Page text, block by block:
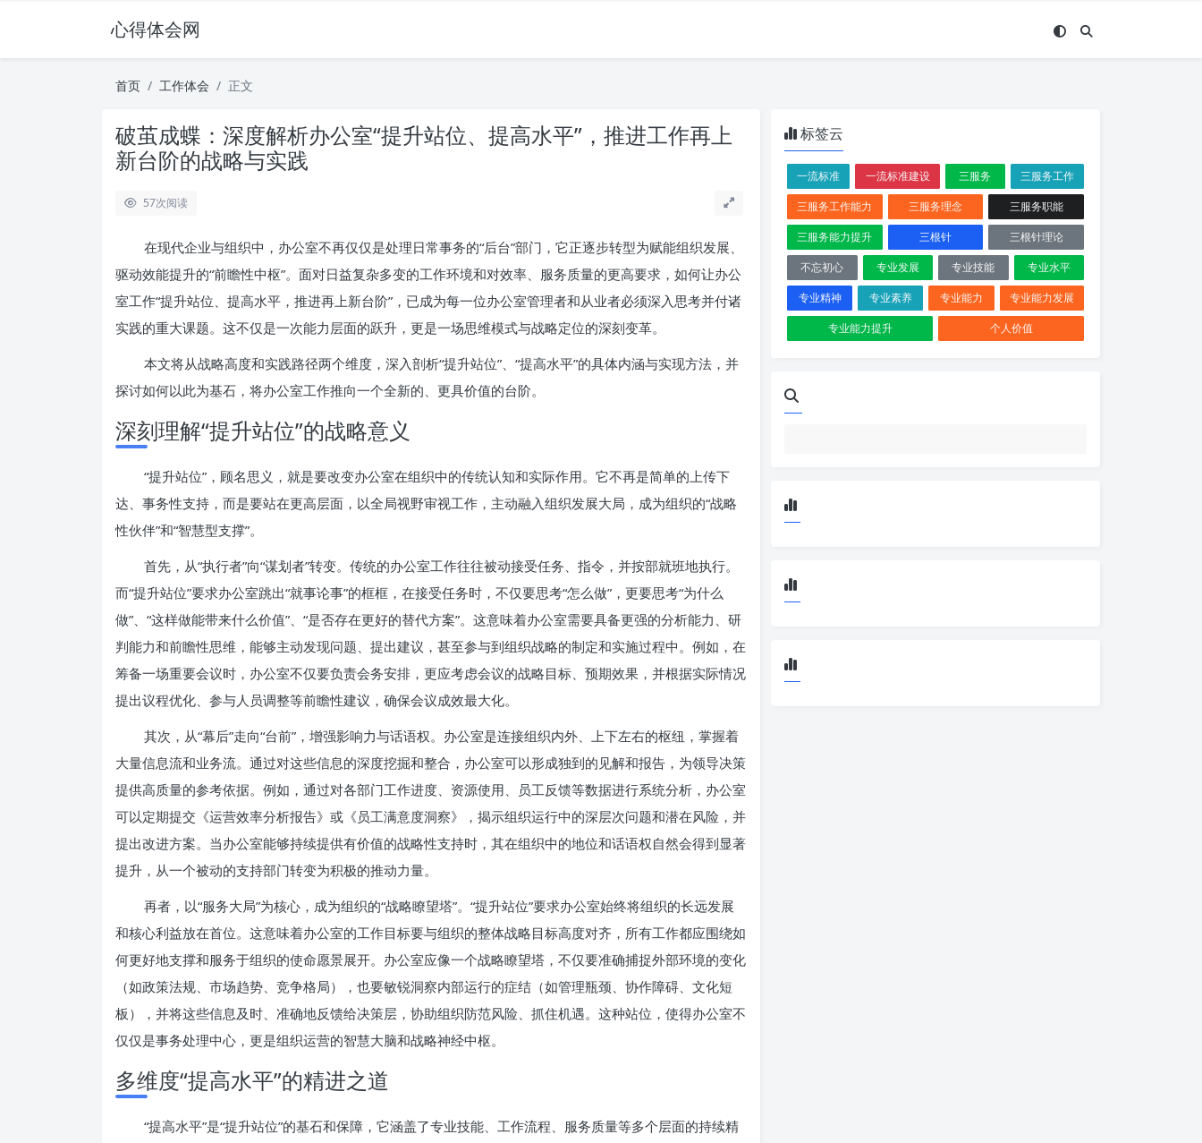
心得体会网
首页 工作体会 正文
破茧成蝶：深度解析办公室“提升站位、提高水平”，推进工作再上
新台阶的战略与实践
57次阅读
在现代企业与组织中，办公室不再仅仅是处理日常事务的“后台”部门，它正逐步转型为赋能组织发展、
驱动效能提升的“前瞻性中枢”。面对日益复杂多变的工作环境和对效率、服务质量的更高要求，如何让办公
室工作“提升站位、提高水平，推进再上新台阶”，已成为每一位办公室管理者和从业者必须深入思考并付诸
实践的重大课题。这不仅是一次能力层面的跃升，更是一场思维模式与战略定位的深刻变革。
本文将从战略高度和实践路径两个维度，深入剖析“提升站位”、“提高水平”的具体内涵与实现方法，并
探讨如何以此为基石，将办公室工作推向一个全新的、更具价值的台阶。
深刻理解“提升站位”的战略意义
“提升站位”，顾名思义，就是要改变办公室在组织中的传统认知和实际作用。它不再是简单的上传下
达、事务性支持，而是要站在更高层面，以全局视野审视工作，主动融入组织发展大局，成为组织的“战略
性伙伴”和“智慧型支撑”。
首先，从“执行者”向“谋划者”转变。传统的办公室工作往往被动接受任务、指令，并按部就班地执行。
而“提升站位”要求办公室跳出“就事论事”的框框，在接受任务时，不仅要思考“怎么做”，更要思考“为什么
做”、“这样做能带来什么价值”、“是否存在更好的替代方案”。这意味着办公室需要具备更强的分析能力、研
判能力和前瞻性思维，能够主动发现问题、提出建议，甚至参与到组织战略的制定和实施过程中。例如，在
筹备一场重要会议时，办公室不仅要负责会务安排，更应考虑会议的战略目标、预期效果，并根据实际情况
提出议程优化、参与人员调整等前瞻性建议，确保会议成效最大化。
其次，从“幕后”走向“台前”，增强影响力与话语权。办公室是连接组织内外、上下左右的枢纽，掌握着
大量信息流和业务流。通过对这些信息的深度挖掘和整合，办公室可以形成独到的见解和报告，为领导决策
提供高质量的参考依据。例如，通过对各部门工作进度、资源使用、员工反馈等数据进行系统分析，办公室
可以定期提交《运营效率分析报告》或《员工满意度洞察》，揭示组织运行中的深层次问题和潜在风险，并
提出改进方案。当办公室能够持续提供有价值的战略性支持时，其在组织中的地位和话语权自然会得到显著
提升，从一个被动的支持部门转变为积极的推动力量。
再者，以“服务大局”为核心，成为组织的“战略瞭望塔”。“提升站位”要求办公室始终将组织的长远发展
和核心利益放在首位。这意味着办公室的工作目标要与组织的整体战略目标高度对齐，所有工作都应围绕如
何更好地支撑和服务于组织的使命愿景展开。办公室应像一个战略瞭望塔，不仅要准确捕捉外部环境的变化
（如政策法规、市场趋势、竞争格局），也要敏锐洞察内部运行的症结（如管理瓶颈、协作障碍、文化短
板），并将这些信息及时、准确地反馈给决策层，协助组织防范风险、抓住机遇。这种站位，使得办公室不
仅仅是事务处理中心，更是组织运营的智慧大脑和战略神经中枢。
多维度“提高水平”的精进之道
“提高水平”是“提升站位”的基石和保障，它涵盖了专业技能、工作流程、服务质量等多个层面的持续精
标签云
一流标准 一流标准建设 三服务
三服务工作
三服务工作能力
三服务理念
三服务职能
三服务能力提升
三根针
三根针理论
不忘初心
专业发展 专业技能
专业水平
专业精神
专业素养 专业能力
专业能力发展
专业能力提升
个人价值